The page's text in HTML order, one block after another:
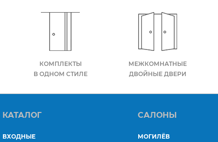
КОМПЛЕКТЫ
В ОДНОМ СТИЛЕ
МЕЖКОМНАТНЫЕ
ДВОЙНЫЕ ДВЕРИ
КАТАЛОГ
ВХОДНЫЕ
САЛОНЫ
МОГИЛЁВ